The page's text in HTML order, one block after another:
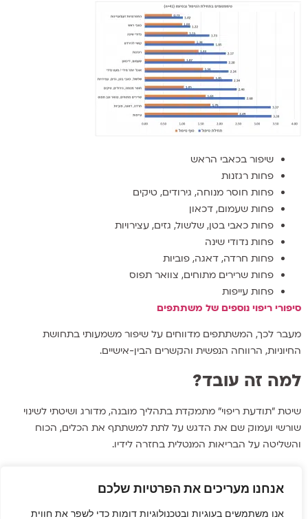
אנחנו מעריכים את הפרטיות שלכם
אנו משתמשים בעוגיות ובטכנולוגיות דומות כדי לשפר את חווית
שיפור בכאבי הראש
פחות רגזנות
פחות חוסר מנוחה, גירודים, טיקים
פחות שעמום, דכאון
פחות כאבי בטן, שלשול, גזים, עצירויות
פחות נדודי שינה
פחות חרדה, דאגה, פוביות
פחות שרירים מתוחים, צוואר תפוס
פחות עייפות
סיפורי ריפוי נוספים של משתתפים
מעבר לכך, המשתתפים מדווחים על שיפור משמעותי בתחושת
החיוניות, הרווחה הנפשית והקשרים הבין-אישיים.
למה זה עובד?
שיטת "תודעת ריפוי" מתמקדת בתהליך מובנה, מדורג ושיטתי לשינוי
שורשי ועמוק שם את הדגש על לתת למשתתף את הכלים, הכוח
והשליטה על הבריאות המנטלית בחזרה לידיו.
ללחוץ כאן לפרטים על הכשרה מקצועית ללטפל בשיטת תודעת ריפוי.